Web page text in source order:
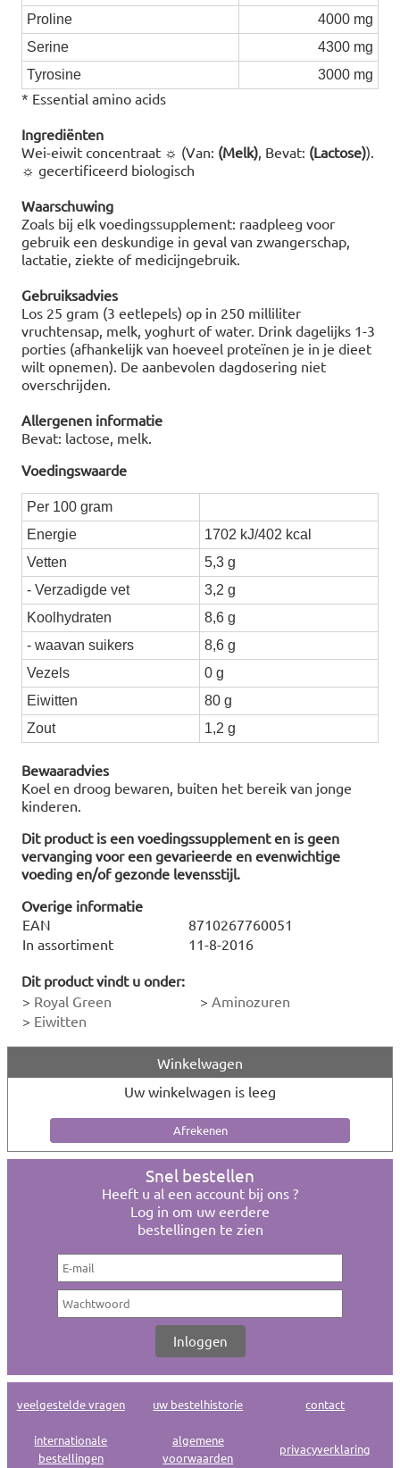
Proline
4000 mg
Serine
4300 mg
Tyrosine
3000 mg
* Essential amino acids
Ingrediënten
Wei-eiwit concentraat ☼ (Van: (Melk), Bevat: (Lactose)).
☼ gecertificeerd biologisch
Waarschuwing
Zoals bij elk voedingssupplement: raadpleeg voor
gebruik een deskundige in geval van zwangerschap,
lactatie, ziekte of medicijngebruik.
Gebruiksadvies
Los 25 gram (3 eetlepels) op in 250 milliliter
vruchtensap, melk, yoghurt of water. Drink dagelijks 1-3
porties (afhankelijk van hoeveel proteïnen je in je dieet
wilt opnemen). De aanbevolen dagdosering niet
overschrijden.
Allergenen informatie
Bevat: lactose, melk.
Voedingswaarde
Per 100 gram
Energie
1702 kJ/402 kcal
Vetten
5,3 g
- Verzadigde vet
3,2 g
Koolhydraten
8,6 g
- waavan suikers
8,6 g
Vezels
0 g
Eiwitten
80 g
Zout
1,2 g
Bewaaradvies
Koel en droog bewaren, buiten het bereik van jonge
kinderen.
Dit product is een voedingssupplement en is geen
vervanging voor een gevarieerde en evenwichtige
voeding en/of gezonde levensstijl.
Overige informatie
EAN
8710267760051
In assortiment
11-8-2016
Dit product vindt u onder:
> Royal Green > Aminozuren
> Eiwitten
Winkelwagen
Uw winkelwagen is leeg
Snel bestellen
Heeft u al een account bij ons ?
Log in om uw eerdere
bestellingen te zien
veelgestelde vragen uw bestelhistorie contact
internationale
bestellingen
algemene
voorwaarden
privacyverklaring